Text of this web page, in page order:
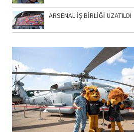
ARSENAL İŞ BİRLİĞİ UZATILDI
SİNGAPUR AIRSHOW-2020